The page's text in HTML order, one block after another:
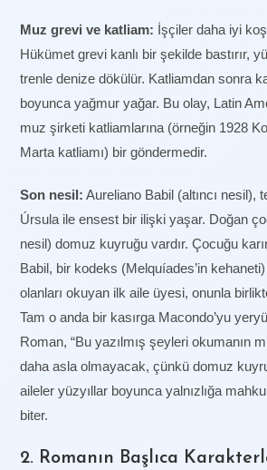
Muz grevi ve katliam: İşçiler daha iyi
Hükümet grevi kanlı bir şekilde bastırır,
trenle denize dökülür. Katliamdan sonra
boyunca yağmur yağar. Bu olay, Latin
muz şirketi katliamlarına (örneğin 1928
Marta katliamı) bir göndermedir.
Son nesil: Aureliano Babil (altıncı nesil),
Úrsula ile ensest bir ilişki yaşar. Doğan
nesil) domuz kuyruğu vardır. Çocuğu
Babil, bir kodeks (Melquíades’in kehaneti)
olanları okuyan ilk aile üyesi, onunla
Tam o anda bir kasırga Macondo’yu
Roman, “Bu yazılmış şeyleri okumanın
daha asla olmayacak, çünkü domuz
aileler yüzyıllar boyunca yalnızlığa
biter.
2. Romanın Başlıca